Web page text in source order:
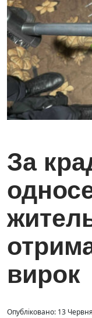
За
вирок
Опубліковано: 13